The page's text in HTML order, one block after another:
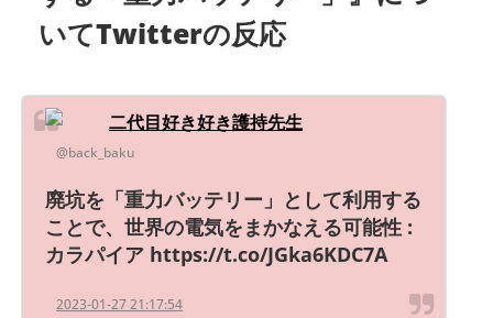
いてTwitterの反応
二代目好き好き護持先生
@back_baku
廃坑を「重力バッテリー」として利用する
ことで、世界の電気をまかなえる可能性 :
カラパイア https://t.co/JGka6KDC7A
2023-01-27 21:17:54